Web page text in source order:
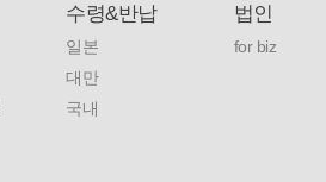
수령&반납
일본
대만
국내
법인
for biz